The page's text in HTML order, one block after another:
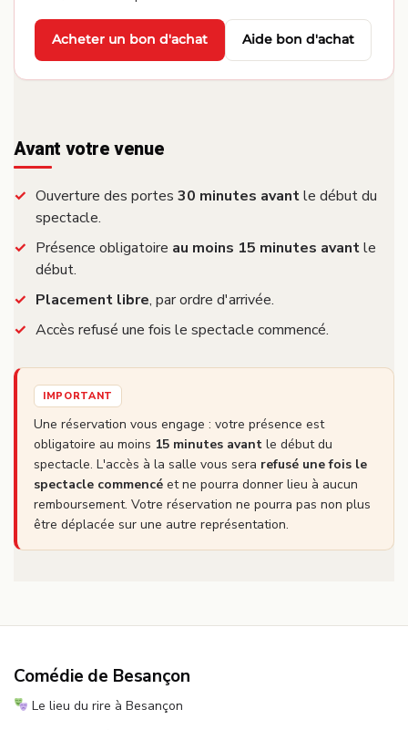
Acheter un bon d'achat
·
Aide bon d'achat
Avant votre venue
Ouverture des portes 30 minutes avantle début du
spectacle.
Présence obligatoire au moins 15 minutes avantle
début.
Placement libre, par ordre d'arrivée.
Accès refusé une fois le spectacle commencé.
IMPORTANT
Une réservation vous engage : votre présence est
obligatoire au moins 15 minutes avant le début du
spectacle. L'accès à la salle vous sera refusé une fois le
spectacle commencé et ne pourra donner lieu à aucun
remboursement. Votre réservation ne pourra pas non plus
être déplacée sur une autre représentation.
Comédie de Besançon
Le lieu du rire à Besançon